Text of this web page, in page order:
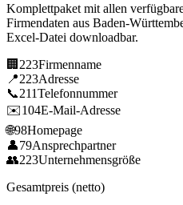
Komplettpaket mit allen
Firmendaten aus Baden-
Excel-Datei downloadbar.
🏢 223Firmenname
📍223Adresse
📞211Telefonnummer
✉️104E-Mail-Adresse
🌐98Homepage
👤79Ansprechpartner
👥223Unternehmensgröße
Gesamtpreis (netto)